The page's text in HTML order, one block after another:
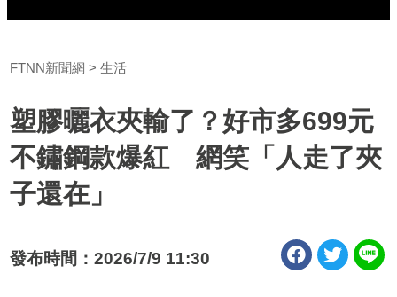
FTNN新聞網 生活
塑膠曬衣夾輸了？好市多699元
不鏽鋼款爆紅 網笑「人走了夾
子還在」
發布時間：2026/7/9 11:30